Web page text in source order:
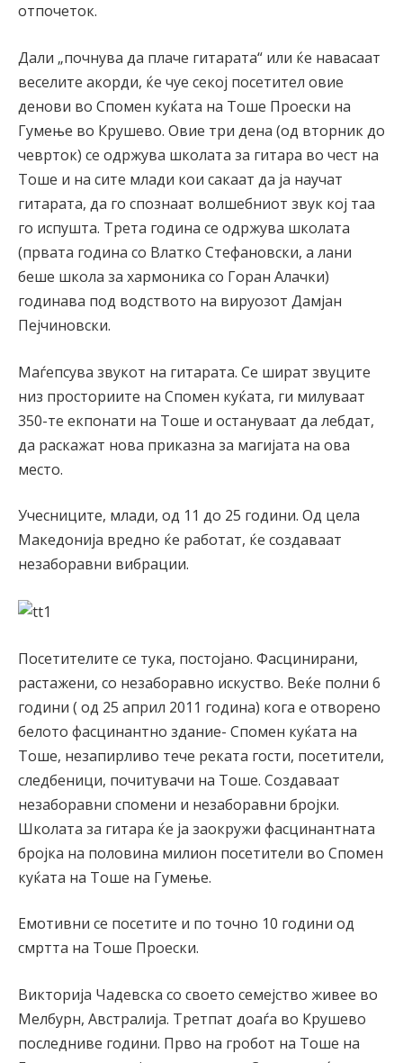
отпочеток.
Дали „почнува да плаче гитарата“ или ќе навасаат
веселите акорди, ќе чуе секој посетител овие
денови во Спомен куќата на Тоше Проески на
Гумење во Крушево. Овие три дена (од вторник до
чеврток) се одржува школата за гитара во чест на
Тоше и на сите млади кои сакаат да ја научат
гитарата, да го спознаат волшебниот звук кој таа
го испушта. Трета година се одржува школата
(првата година со Влатко Стефановски, а лани
беше школа за хармоника со Горан Алачки)
годинава под водството на вируозот Дамјан
Пејчиновски.
Маѓепсува звукот на гитарата. Се шират звуците
низ просториите на Спомен куќата, ги милуваат
350-те екпонати на Тоше и остануваат да лебдат,
да раскажат нова приказна за магијата на ова
место.
Учесниците, млади, од 11 до 25 години. Од цела
Македонија вредно ќе работат, ќе создаваат
незаборавни вибрации.
Посетителите се тука, постојано. Фасцинирани,
растажени, со незаборавно искуство. Веќе полни 6
години ( од 25 април 2011 година) кога е отворено
белото фасцинантно здание- Спомен куќата на
Тоше, незапирливо тече реката гости, посетители,
следбеници, почитувачи на Тоше. Создаваат
незаборавни спомени и незаборавни бројки.
Школата за гитара ќе ја заокружи фасцинантната
бројка на половина милион посетители во Спомен
куќата на Тоше на Гумење.
Емотивни се посетите и по точно 10 години од
смртта на Тоше Проески.
Викторија Чадевска со своето семејство живее во
Мелбурн, Австралија. Третпат доаѓа во Крушево
последниве години. Прво на гробот на Тоше на